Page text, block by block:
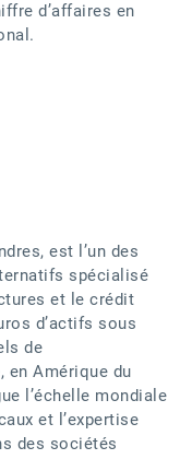
d’affaires en
est l’un des
spécialisé
et le crédit
d’actifs sous
de
en Amérique du
l’échelle mondiale
et l’expertise
des sociétés